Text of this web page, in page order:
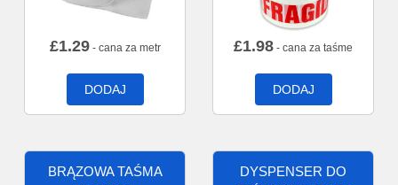
£1.29- cana za metr
DODAJ
£1.98 - cana za taśme
DODAJ
BRĄZOWA TAŚMA
DYSPENSER DO